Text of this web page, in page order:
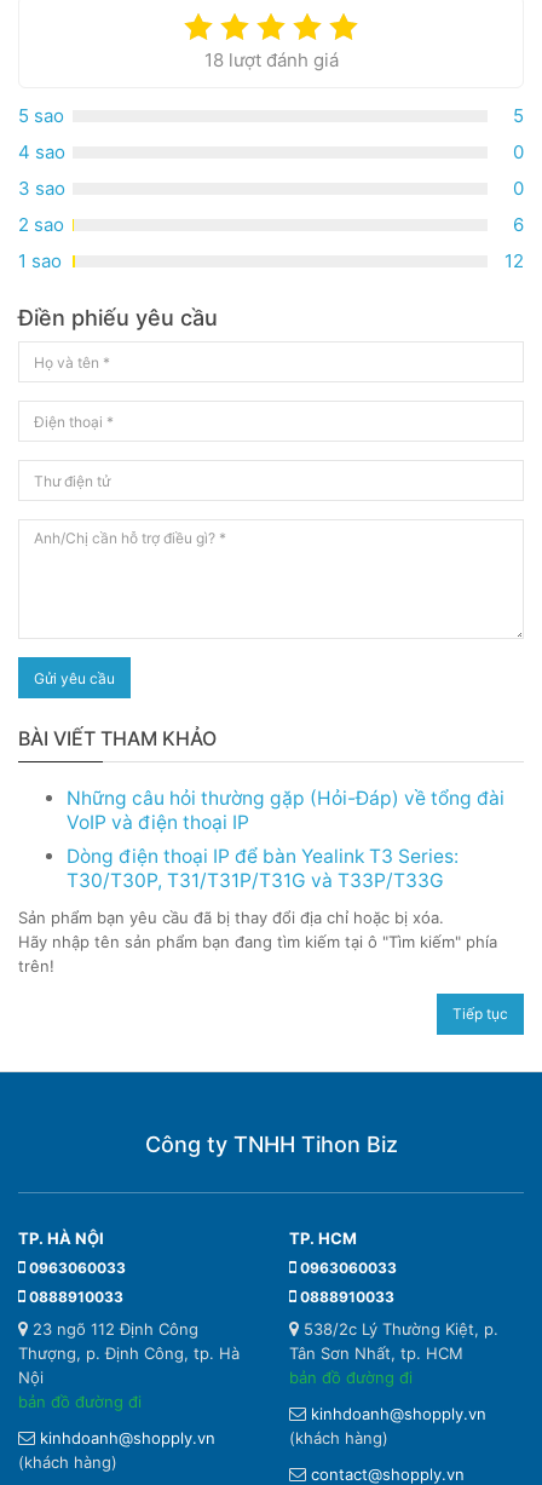
18 lượt đánh giá
5 sao
5
4 sao
0
3 sao
0
2 sao
6
1 sao
12
Điền phiếu yêu cầu
Gửi yêu cầu
BÀI VIẾT THAM KHẢO
Những câu hỏi thường gặp (Hỏi-Đáp) về tổng đài
VoIP và điện thoại IP
Dòng điện thoại IP để bàn Yealink T3 Series:
T30/T30P, T31/T31P/T31G và T33P/T33G
Sản phẩm bạn yêu cầu đã bị thay đổi địa chỉ hoặc bị xóa.
Hãy nhập tên sản phẩm bạn đang tìm kiếm tại ô "Tìm kiếm" phía
trên!
Tiếp tục
Công ty TNHH Tihon Biz
TP. HÀ NỘI
0963060033
0888910033
23 ngõ 112 Định Công
Thượng, p. Định Công, tp. Hà
Nội
bản đồ đường đi
kinhdoanh@shopply.vn
(khách hàng)
TP. HCM
0963060033
0888910033
538/2c Lý Thường Kiệt, p.
Tân Sơn Nhất, tp. HCM
bản đồ đường đi
kinhdoanh@shopply.vn
(khách hàng)
contact@shopply.vn